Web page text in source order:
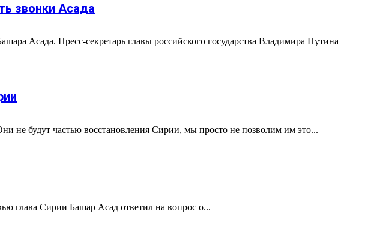
звонки Асада
Асада. Пресс-секретарь главы российского государства Владимира Путина
не будут частью восстановления Сирии, мы просто не позволим им это...
глава Сирии Башар Асад ответил на вопрос о...